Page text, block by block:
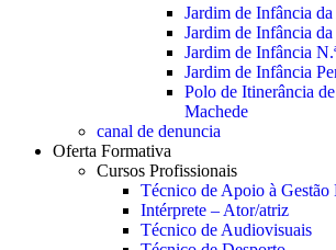
Jardim de Infância
Jardim de Infância
Jardim de Infância
Jardim de Infância
Polo de Itinerância
Machede
canal de denuncia
Oferta Formativa
Cursos Profissionais
Técnico de Apoio à Gestão
Intérprete – Ator/atriz
Técnico de Audiovisuais